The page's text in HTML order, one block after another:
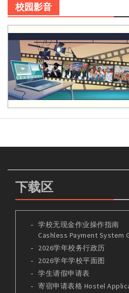
校园影音
下载区
学校无现金作业操作指南
Cashless Payment System
2026学年校务行政历
2026学年学校平面图
学生请假申请表
寄宿申请表格 Hostel